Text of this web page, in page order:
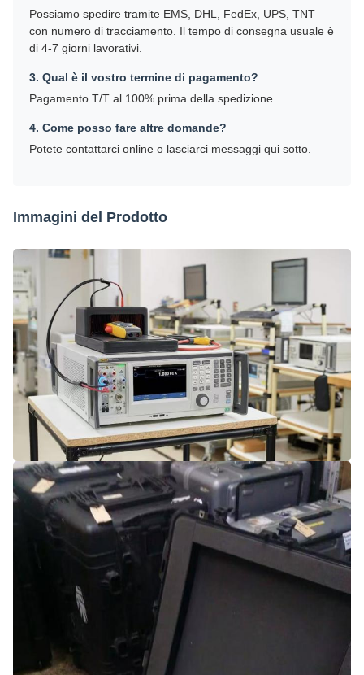
Possiamo spedire tramite EMS, DHL, FedEx, UPS, TNT
con numero di tracciamento. Il tempo di consegna usuale è
di 4-7 giorni lavorativi.
3. Qual è il vostro termine di pagamento?
Pagamento T/T al 100% prima della spedizione.
4. Come posso fare altre domande?
Potete contattarci online o lasciarci messaggi qui sotto.
Immagini del Prodotto